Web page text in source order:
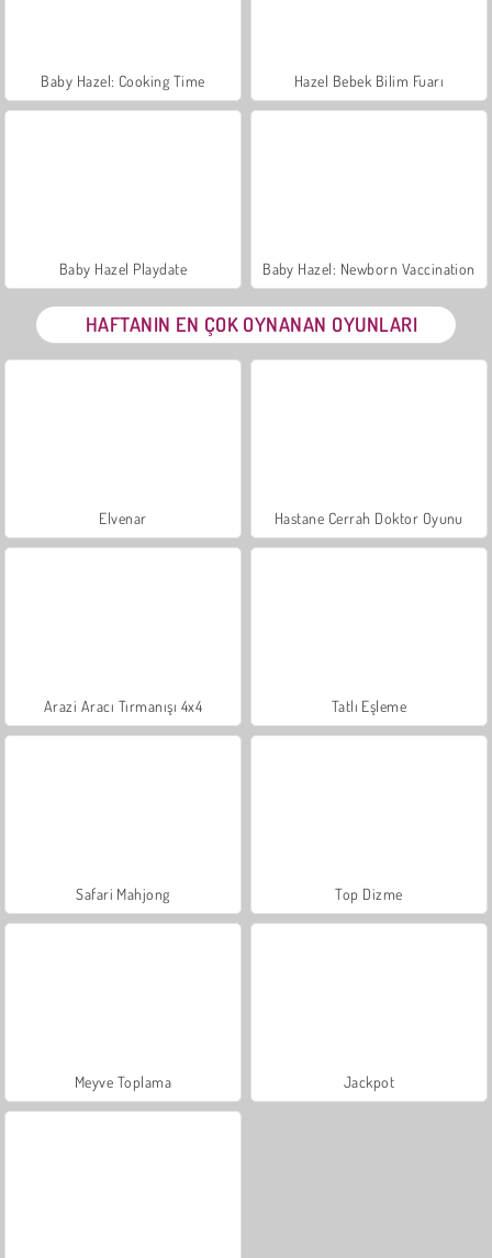
Baby Hazel: Cooking Time Hazel Bebek Bilim Fuarı
Baby Hazel Playdate Baby Hazel: Newborn Vaccination
HAFTANIN EN ÇOK OYNANAN OYUNLARI
Elvenar Hastane Cerrah Doktor Oyunu
Arazi Aracı Tırmanışı 4x4 Tatlı Eşleme
Safari Mahjong Top Dizme
Meyve Toplama Jackpot